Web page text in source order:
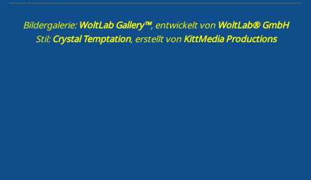
Bildergalerie: WoltLab Gallery™, entwickelt von WoltLab® GmbH
Stil:Crystal Temptation, erstellt vonKittMedia Productions